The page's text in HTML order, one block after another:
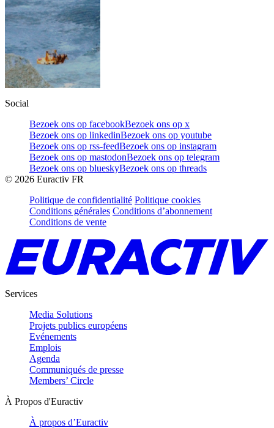
Social
Bezoek ons op facebookBezoek ons op x
Bezoek ons op linkedinBezoek ons op youtube
Bezoek ons op rss-feedBezoek ons op instagram
Bezoek ons op mastodonBezoek ons op telegram
Bezoek ons op blueskyBezoek ons op threads
© 2026 Euractiv FR
Politique de confidentialité Politique cookies
Conditions générales Conditions d’abonnement
Conditions de vente
Services
Media Solutions
Projets publics européens
Evénements
Emplois
Agenda
Communiqués de presse
Members’ Circle
À Propos d'Euractiv
À propos d’Euractiv